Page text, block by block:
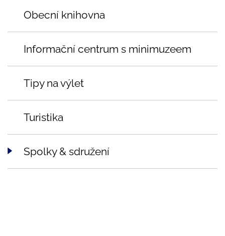
Obecní knihovna
Informační centrum s minimuzeem
Tipy na výlet
Turistika
Spolky & sdružení